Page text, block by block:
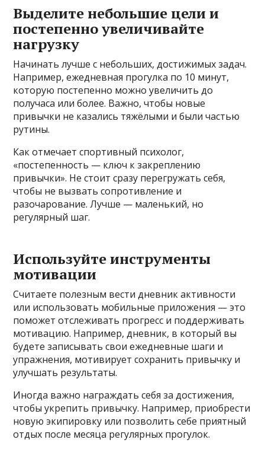
Выделите небольшие цели и
постепенно увеличивайте
нагрузку
Начинать лучше с небольших, достижимых задач.
Например, ежедневная прогулка по 10 минут,
которую постепенно можно увеличить до
получаса или более. Важно, чтобы новые
привычки не казались тяжёлыми и были частью
рутины.
Как отмечает спортивный психолог,
«постепенность — ключ к закреплению
привычки». Не стоит сразу перегружать себя,
чтобы не вызвать сопротивление и
разочарование. Лучше — маленький, но
регулярный шаг.
Используйте инструменты
мотивации
Считаете полезным вести дневник активности
или использовать мобильные приложения — это
поможет отслеживать прогресс и поддерживать
мотивацию. Например, дневник, в который вы
будете записывать свои ежедневные шаги и
упражнения, мотивирует сохранить привычку и
улучшать результаты.
Иногда важно награждать себя за достижения,
чтобы укрепить привычку. Например, приобрести
новую экипировку или позволить себе приятный
отдых после месяца регулярных прогулок.